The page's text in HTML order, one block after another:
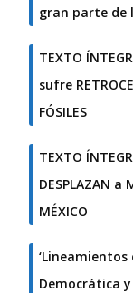
gran parte de
TEXTO
sufre
FÓSILES
TEXTO
DESPLAZAN a
MÉXICO
‘Lineamientos
Democrática